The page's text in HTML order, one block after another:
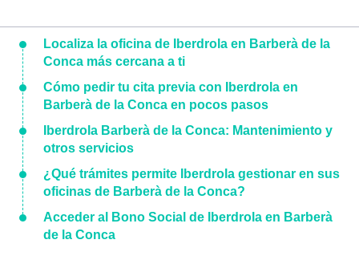
Localiza la oficina de Iberdrola en Barberà de la
Conca más cercana a ti
Cómo pedir tu cita previa con Iberdrola en
Barberà de la Conca en pocos pasos
Iberdrola Barberà de la Conca: Mantenimiento y
otros servicios
¿Qué trámites permite Iberdrola gestionar en sus
oficinas de Barberà de la Conca?
Acceder al Bono Social de Iberdrola en Barberà
de la Conca